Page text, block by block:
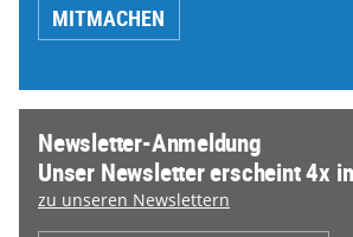
MITMACHEN
Newsletter-Anmeldung
Unser Newsletter erscheint 4x
zu unseren Newslettern